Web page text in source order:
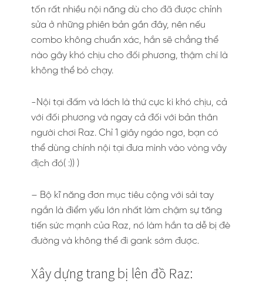
tốn rất nhiều nội năng dù cho đã được chỉnh
sửa ở những phiên bản gần đây, nên nếu
combo không chuẩn xác, hắn sẽ chẳng thể
nào gây khó chịu cho đối phương, thậm chí là
không thể bỏ chạy.
-Nội tại đấm và lách là thứ cực kì khó chịu, cả
với đối phương và ngay cả đối với bản thân
người chơi Raz. Chỉ 1 giây ngáo ngơ, bạn có
thể dùng chính nội tại đưa mình vào vòng vây
địch đó( :)) )
– Bộ kĩ năng đơn mục tiêu cộng với sải tay
ngắn là điểm yếu lớn nhất làm chậm sự tăng
tiến sức mạnh của Raz, nó làm hắn ta dễ bị đè
đường và không thể đi gank sớm được.
Xây dựng trang bị lên đồ Raz: